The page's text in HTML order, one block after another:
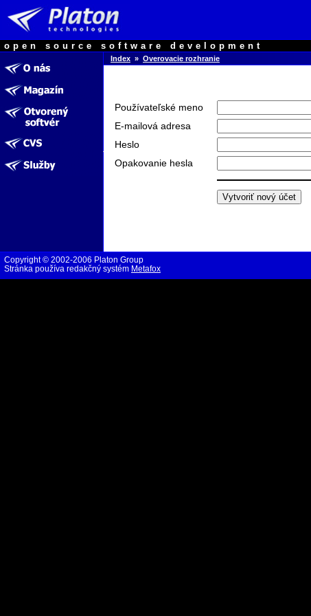
open source software development
Index » Overovacie rozhranie
Používateľské meno
E-mailová adresa
Heslo
Opakovanie hesla
Copyright © 2002-2006 Platon Group
Stránka používa redakčný systém Metafox